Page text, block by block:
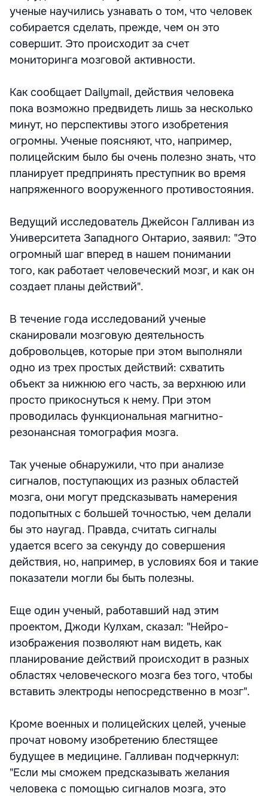
ученые научились узнавать о том, что человек
собирается сделать, прежде, чем он это
совершит. Это происходит за счет
мониторинга мозговой активности.
Как сообщает Dailymail, действия человека
пока возможно предвидеть лишь за несколько
минут, но перспективы этого изобретения
огромны. Ученые поясняют, что, например,
полицейским было бы очень полезно знать, что
планирует предпринять преступник во время
напряженного вооруженного противостояния.
Ведущий исследователь Джейсон Галливан из
Университета Западного Онтарио, заявил: "Это
огромный шаг вперед в нашем понимании
того, как работает человеческий мозг, и как он
создает планы действий".
В течение года исследований ученые
сканировали мозговую деятельность
добровольцев, которые при этом выполняли
одно из трех простых действий: схватить
объект за нижнюю его часть, за верхнюю или
просто прикоснуться к нему. При этом
проводилась функциональная магнитно-
резонансная томография мозга.
Так ученые обнаружили, что при анализе
сигналов, поступающих из разных областей
мозга, они могут предсказывать намерения
подопытных с большей точностью, чем делали
бы это наугад. Правда, считать сигналы
удается всего за секунду до совершения
действия, но, например, в условиях боя и такие
показатели могли бы быть полезны.
Еще один ученый, работавший над этим
проектом, Джоди Кулхам, сказал: "Нейро-
изображения позволяют нам видеть, как
планирование действий происходит в разных
областях человеческого мозга без того, чтобы
вставить электроды непосредственно в мозг".
Кроме военных и полицейских целей, ученые
прочат новому изобретению блестящее
будущее в медицине. Галливан подчеркнул:
"Если мы сможем предсказывать желания
человека с помощью сигналов мозга, это